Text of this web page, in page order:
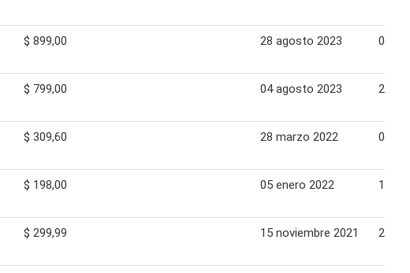
$ 899,00 28 agosto 2023 03
$ 799,00 04 agosto 2023 20
$ 309,60 28 marzo 2022 03
$ 198,00 05 enero 2022 16
$ 299,99 15 noviembre 2021 21